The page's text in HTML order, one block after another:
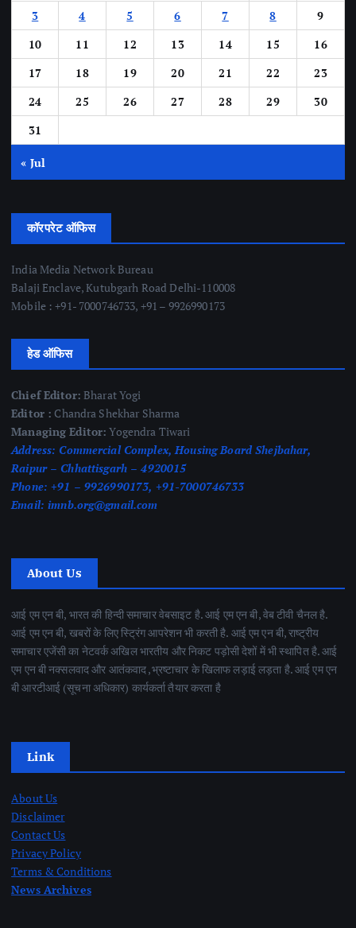
3
4 5 6 7 8
9
10
11 12 13 14 15
16
17
18 19 20 21 22
23
24
25 26 27 28 29
30
31
« Jul
कॉरपरेट ऑफिस
India Media Network Bureau
Balaji Enclave, Kutubgarh Road Delhi-110008
Mobile : +91- 7000746733, +91 – 9926990173
हेड ऑफिस
Chief Editor: Bharat Yogi
Editor : Chandra Shekhar Sharma
Managing Editor: Yogendra Tiwari
Address: Commercial Complex, Housing Board Shejbahar,
Raipur – Chhattisgarh – 4920015
Phone: +91 – 9926990173, +91-7000746733
Email: imnb.org@gmail.com
About Us
आई एम एन बी, भारत की हिन्दी समाचार वेबसाइट है. आई एम एन बी, वेब टीवी चैनल है.
आई एम एन बी, खबरों के लिए स्ट्रिंग आपरेशन भी करती है. आई एम एन बी, राष्ट्रीय
समाचार एजेंसी का नेटवर्क अखिल भारतीय और निकट पड़ोसी देशों में भी स्थापित है. आई
एम एन बी नक्सलवाद और आतंकवाद ,भ्रष्टाचार के खिलाफ लड़ाई लड़ता है. आई एम एन
बी आरटीआई (सूचना अधिकार) कार्यकर्ता तैयार करता है
Link
About Us
Disclaimer
Contact Us
Privacy Policy
Terms & Conditions
News Archives